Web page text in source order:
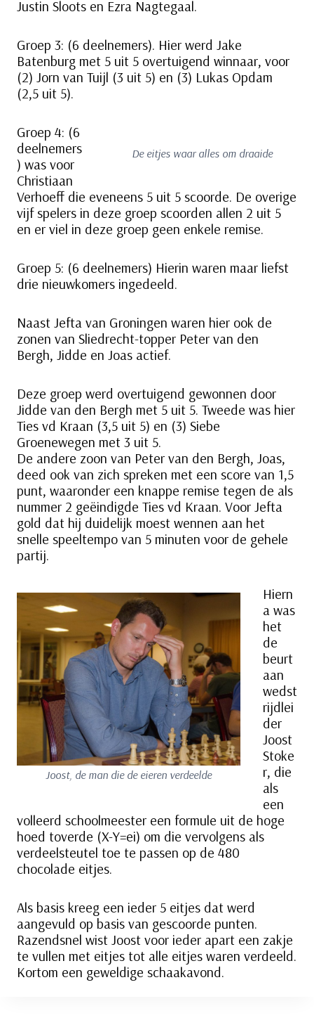
Justin Sloots en Ezra Nagtegaal.
Groep 3: (6 deelnemers). Hier werd Jake
Batenburg met 5 uit 5 overtuigend winnaar, voor
(2) Jorn van Tuijl (3 uit 5) en (3) Lukas Opdam
(2,5 uit 5).
De eitjes waar alles om draaide
Groep 4: (6
deelnemers
) was voor
Christiaan
Verhoeff die eveneens 5 uit 5 scoorde. De overige
vijf spelers in deze groep scoorden allen 2 uit 5
en er viel in deze groep geen enkele remise.
Groep 5: (6 deelnemers) Hierin waren maar liefst
drie nieuwkomers ingedeeld.
Naast Jefta van Groningen waren hier ook de
zonen van Sliedrecht-topper Peter van den
Bergh, Jidde en Joas actief.
Deze groep werd overtuigend gewonnen door
Jidde van den Bergh met 5 uit 5. Tweede was hier
Ties vd Kraan (3,5 uit 5) en (3) Siebe
Groenewegen met 3 uit 5.
De andere zoon van Peter van den Bergh, Joas,
deed ook van zich spreken met een score van 1,5
punt, waaronder een knappe remise tegen de als
nummer 2 geëindigde Ties vd Kraan. Voor Jefta
gold dat hij duidelijk moest wennen aan het
snelle speeltempo van 5 minuten voor de gehele
partij.
Joost, de man die de eieren verdeelde
Hiern
a was
het
de
beurt
aan
wedst
rijdlei
der
Joost
Stoke
r, die
als
een
volleerd schoolmeester een formule uit de hoge
hoed toverde (X-Y=ei) om die vervolgens als
verdeelsteutel toe te passen op de 480
chocolade eitjes.
Als basis kreeg een ieder 5 eitjes dat werd
aangevuld op basis van gescoorde punten.
Razendsnel wist Joost voor ieder apart een zakje
te vullen met eitjes tot alle eitjes waren verdeeld.
Kortom een geweldige schaakavond.